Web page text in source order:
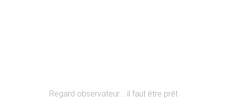
Regard observateur…. il faut être prêt